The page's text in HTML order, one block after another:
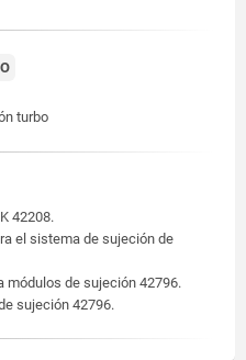
turbo
42208.
el sistema de sujeción de
módulos de sujeción 42796.
sujeción 42796.